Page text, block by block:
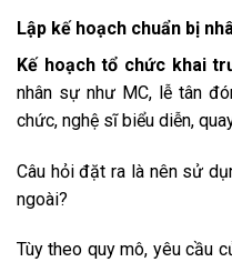
Lập kế hoạch chuẩn bị
Kế hoạch tổ chức khai
nhân sự như MC, lễ tân
chức, nghệ sĩ biểu diễn,
Câu hỏi đặt ra là nên sử
ngoài?
Tùy theo quy mô, yêu cầu